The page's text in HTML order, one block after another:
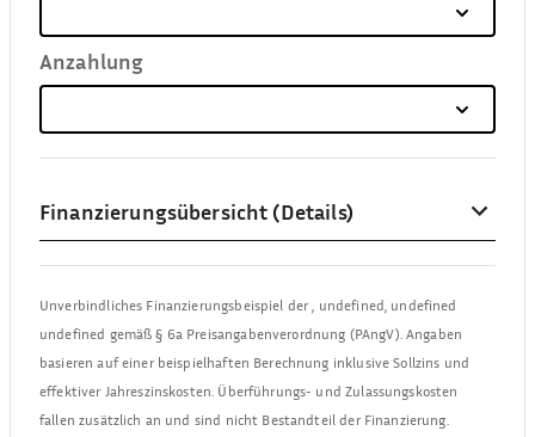
Anzahlung
Finanzierungsübersicht (Details)
Unverbindliches Finanzierungsbeispiel der
undefined, undefined
undefined gemäß § 6a Preisangabenverordnung (PAngV). Angaben
basieren auf einer beispielhaften Berechnung inklusive Sollzins und
effektiver Jahreszinskosten. Überführungs- und Zulassungskosten
fallen zusätzlich an und sind nicht Bestandteil der Finanzierung.